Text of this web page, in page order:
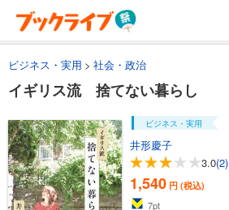
ビジネス・実用 社会・政治
イギリス流 捨てない暮らし
ビジネス・実用
井形慶子
3.0(2)
1,540 円 (税込)
7pt